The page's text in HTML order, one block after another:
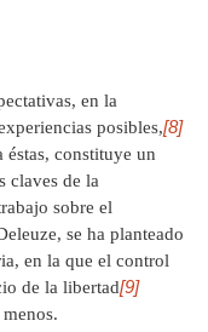
en la
posibles,[8]
éstas, constituye un
claves de la
sobre el
se ha planteado
en la que el control
de la libertad[9]